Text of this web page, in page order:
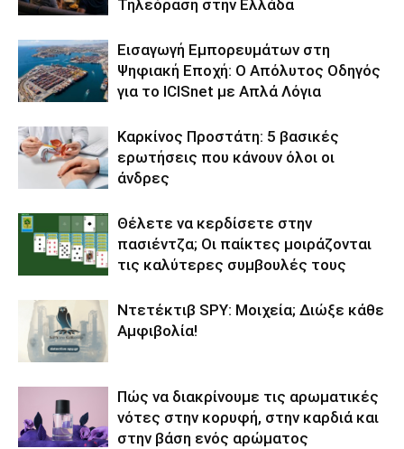
Τηλεόραση στην Ελλάδα
Εισαγωγή Εμπορευμάτων στη
Ψηφιακή Εποχή: Ο Απόλυτος Οδηγός
για το ICISnet με Απλά Λόγια
Καρκίνος Προστάτη: 5 βασικές
ερωτήσεις που κάνουν όλοι οι
άνδρες
Θέλετε να κερδίσετε στην
πασιέντζα; Οι παίκτες μοιράζονται
τις καλύτερες συμβουλές τους
Ντετέκτιβ SPY: Μοιχεία; Διώξε κάθε
Αμφιβολία!
Πώς να διακρίνουμε τις αρωματικές
νότες στην κορυφή, στην καρδιά και
στην βάση ενός αρώματος